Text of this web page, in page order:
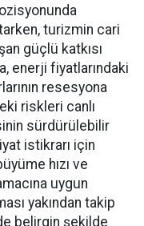
turizmin cari
güçlü katkısı
enerji fiyatlarındaki
resesyona
riskleri canlı
sürdürülebilir
istikrarı için
hızı ve
uygun
yakından takip
belirgin şekilde